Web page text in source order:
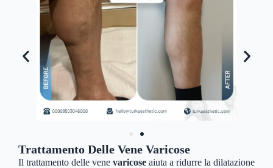
Trattamento Delle Vene Varicose
Il trattamento delle vene varicose aiuta a ridurre la dilatazione